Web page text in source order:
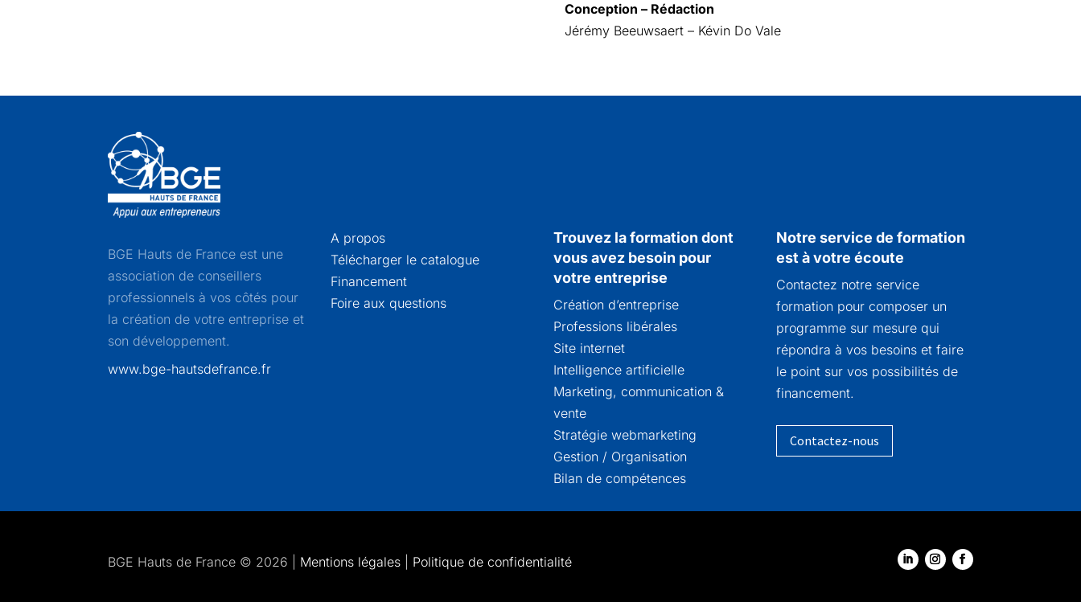
Conception – Rédaction
Jérémy Beeuwsaert – Kévin Do Vale
BGE Hauts de France est une
association de conseillers
professionnels à vos côtés pour
la création de votre entreprise et
son développement.
www.bge-hautsdefrance.fr
A propos
Télécharger le catalogue
Financement
Foire aux questions
Trouvez la formation dont
vous avez besoin pour
votre entreprise
Création d’entreprise
Professions libérales
Site internet
Intelligence artificielle
Marketing, communication &
vente
Stratégie webmarketing
Gestion / Organisation
Bilan de compétences
Notre service de formation
est à votre écoute
Contactez notre service
formation pour composer un
programme sur mesure qui
répondra à vos besoins et faire
le point sur vos possibilités de
financement.
Contactez-nous
BGE Hauts de France © 2026 | Mentions légales Politique de confidentialité